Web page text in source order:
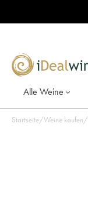
Alle Weine
Startseite/Weine kaufen/